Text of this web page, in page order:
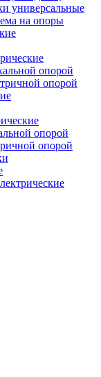
универсальные
на опоры
опорой
опорой
опорой
опорой